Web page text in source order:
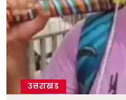
उत्तराखंड